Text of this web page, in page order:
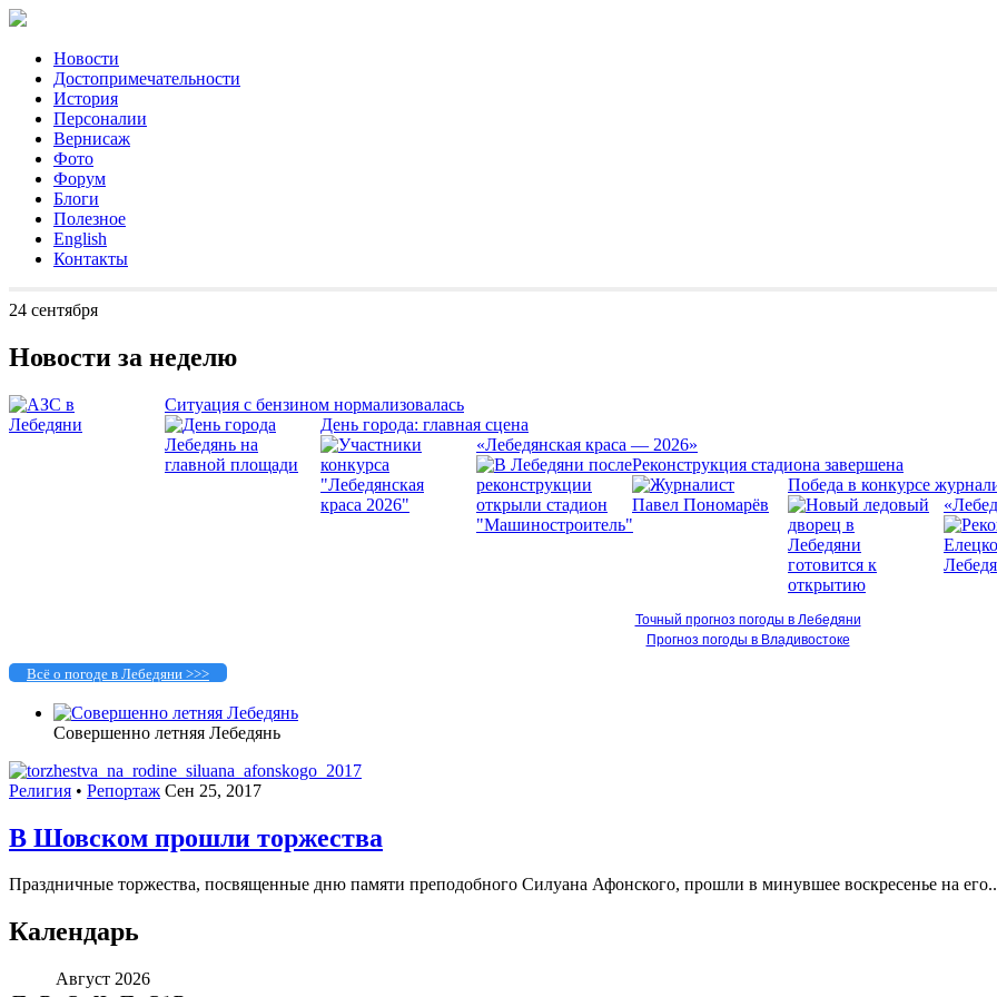
Новости
Достопримечательности
История
Персоналии
Вернисаж
Фото
Форум
Блоги
Полезное
English
Контакты
24 сентября
Новости за неделю
Ситуация с бензином нормализовалась
День города: главная сцена
«Лебедянская краса — 2026»
Реконструкция стадиона завершена
Победа в конкурсе
Точный прогноз погоды в Лебедяни
Прогноз погоды в Владивостоке
Всё о погоде в Лебедяни >>>
Совершенно летняя Лебедянь
Религия • Репортаж Сен 25, 2017
В Шовском прошли торжества
Праздничные торжества, посвященные дню памяти преподобного Силуана Афонского, прошли в минувшее воскресенье на
Календарь
Август 2026